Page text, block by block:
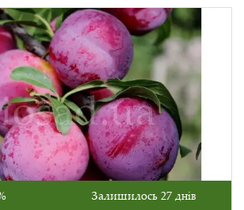
Залишилось 27 днів